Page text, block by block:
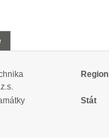
Region
Stát